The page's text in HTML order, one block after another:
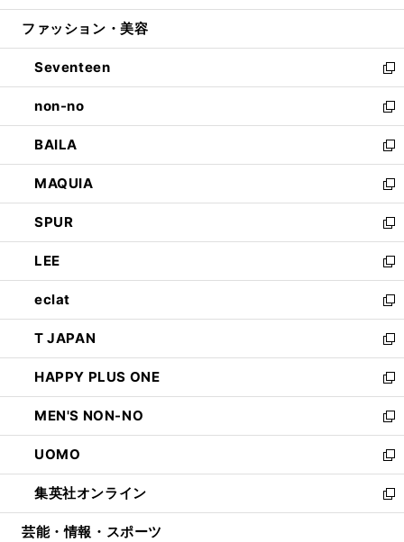
開
ウ
開
く
ン
ウ
で
開
く
ウ
ン
ド
ウ
で
開
く
ファッション・美容
Seventeen
新
し
い
ウ
ィ
ン
ド
ウ
で
開
く
non-no
新
し
い
ウ
ィ
ン
ド
ウ
で
開
く
BAILA
新
し
い
ウ
ィ
ン
ド
ウ
で
開
く
MAQUIA
新
し
い
ウ
ィ
ン
ド
ウ
で
開
く
SPUR
新
し
い
ウ
ィ
ン
ド
ウ
で
開
く
LEE
新
し
い
ウ
ィ
ン
ド
ウ
で
開
く
eclat
新
し
い
ウ
ィ
ン
ド
ウ
で
開
く
T JAPAN
新
し
い
ウ
ィ
ン
ド
ウ
で
開
HAPPY PLUS ONE
新
し
い
ウ
ィ
ン
ド
ウ
MEN'S NON-NO
新
し
い
ウ
ィ
ン
UOMO
新
し
い
ウ
集英社オンライン
新
し
芸能・情報・スポーツ